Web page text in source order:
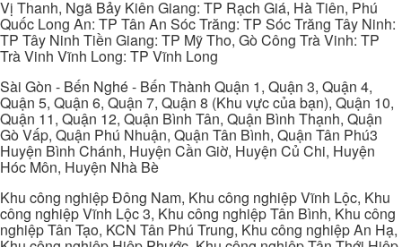
Vị Thanh, Ngã Bảy Kiên Giang: TP Rạch Giá, Hà Tiên, Phú
Quốc Long An: TP Tân An Sóc Trăng: TP Sóc Trăng Tây Ninh:
TP Tây Ninh Tiền Giang: TP Mỹ Tho, Gò Công Trà Vinh: TP
Trà Vinh Vĩnh Long: TP Vĩnh Long
Sài Gòn - Bến Nghé - Bến Thành Quận 1, Quận 3, Quận 4,
Quận 5, Quận 6, Quận 7, Quận 8 (Khu vực của bạn), Quận 10,
Quận 11, Quận 12, Quận Bình Tân, Quận Bình Thạnh, Quận
Gò Vấp, Quận Phú Nhuận, Quận Tân Bình, Quận Tân Phú3
Huyện Bình Chánh, Huyện Cần Giờ, Huyện Củ Chi, Huyện
Hóc Môn, Huyện Nhà Bè
Khu công nghiệp Đông Nam, Khu công nghiệp Vĩnh Lộc, Khu
công nghiệp Vĩnh Lộc 3, Khu công nghiệp Tân Bình, Khu công
nghiệp Tân Tạo, KCN Tân Phú Trung, Khu công nghiệp An Hạ,